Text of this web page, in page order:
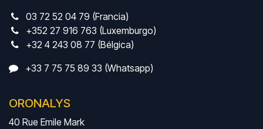
03 72 52 04 79 (Francia)
+352 27 916 763 (Luxemburgo)
+32 4 243 08 77 (Bélgica)
+33 7 75 75 89 33 (Whatsapp)
ORONALYS
40 Rue Emile Mark